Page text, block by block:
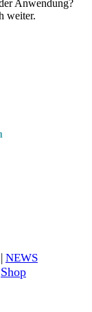
Anwendung?
weiter.
| NEWS
Shop